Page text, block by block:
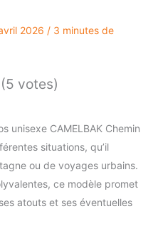
2026 / 3 minutes de
votes)
unisexe CAMELBAK Chemin
situations, qu’il
ou de voyages urbains.
ce modèle promet
atouts et ses éventuelles